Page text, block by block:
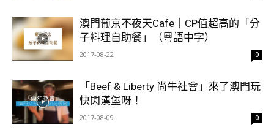
澳門葡京不夜天Cafe｜CP值超高的「分
子料理自助餐」（粵語中字）
2017-08-22 0
「Beef & Liberty 尚牛社會」來了澳門玩
快閃漢堡呀！
2017-08-09 0